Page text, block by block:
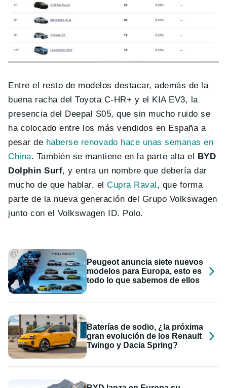
Entre el resto de modelos destacar, además de la
buena racha del Toyota C-HR+ y el KIA EV3, la
presencia del Deepal S05, que sin mucho ruido se
ha colocado entre los más vendidos en España a
pesar de haberse renovado hace unas semanas en
China. También se mantiene en la parte alta el
BYD
Dolphin Surf, y entra un nombre que debería dar
mucho de que hablar, elCupra Raval , que forma
parte de la nueva generación del Grupo Volkswagen
junto con el Volkswagen ID. Polo.
Peugeot anuncia siete nuevos
modelos para Europa, esto es
todo lo que sabemos de ellos
Baterías de sodio, ¿la próxima
gran evolución de los Renault
Twingo y Dacia Spring?